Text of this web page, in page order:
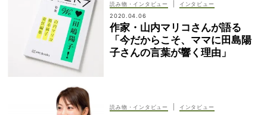
読み物・インタビュー
インタビュー
2020.04.06
作家・山内マリコさんが語る
「今だからこそ、ママに田島陽
子さんの言葉が響く理由」
読み物・インタビュー
インタビュー